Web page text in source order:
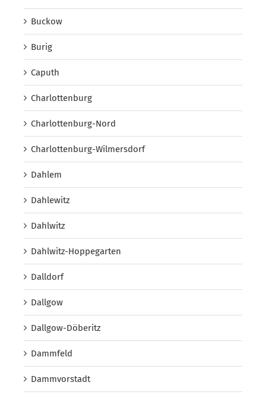
Buckow
Burig
Caputh
Charlottenburg
Charlottenburg-Nord
Charlottenburg-Wilmersdorf
Dahlem
Dahlewitz
Dahlwitz
Dahlwitz-Hoppegarten
Dalldorf
Dallgow
Dallgow-Döberitz
Dammfeld
Dammvorstadt